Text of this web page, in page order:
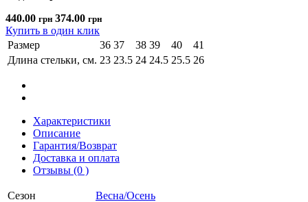
440.00 грн 374.00 грн
Купить в один клик
Размер
36 37 38 39 40
41
Длина стельки, см. 23 23.5 24 24.5 25.5 26
Характеристики
Описание
Гарантия/Возврат
Доставка и оплата
Отзывы (0 )
Сезон
Весна/Осень